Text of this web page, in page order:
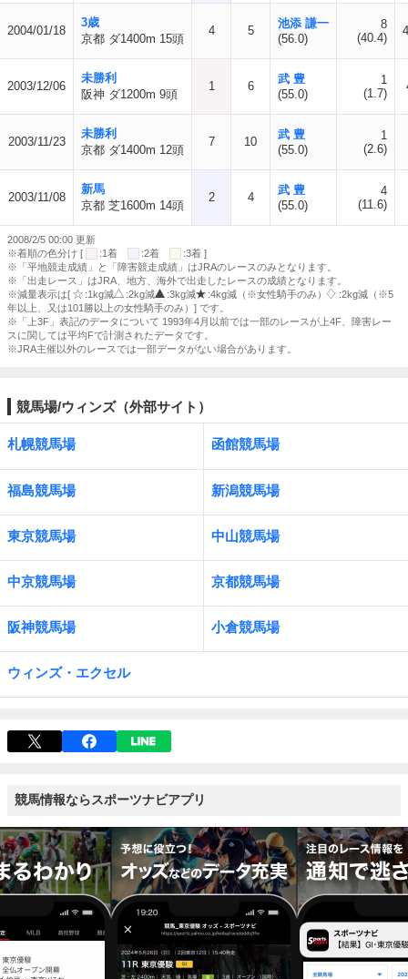
2004/01/18
3歳
京都 ダ1400m 15頭
4 5
池添 謙一
(56.0)
8
(40.4)
2003/12/06
未勝利
阪神 ダ1200m 9頭
1 6
武 豊
(55.0)
1
(1.7)
2003/11/23
未勝利
京都 ダ1400m 12頭
7 10
武 豊
(55.0)
1
(2.6)
2003/11/08
新馬
京都 芝1600m 14頭
2 4
武 豊
(55.0)
4
(11.6)
2008/2/5 00:00 更新
※着順の色分け [
:1着 :2着
:3着 ]
※「平地競走成績」と「障害競走成績」はJRAのレースのみとなります。
※「出走レース」はJRA、地方、海外で出走したレースの成績となります。
※減量表示は[
:1kg減 :2kg減 :3kg減 :4kg減（※女性騎手のみ）
:2kg減（※5
年以上、又は101勝以上の女性騎手のみ）] です。
※「上3F」表記のデータについて 1993年4月以前では一部のレースが上4F、障害レー
スに関しては平均Fで計測されたデータです。
※JRA主催以外のレースでは一部データがない場合があります。
競馬場/ウィンズ（外部サイト）
札幌競馬場 函館競馬場
福島競馬場 新潟競馬場
東京競馬場 中山競馬場
中京競馬場 京都競馬場
阪神競馬場 小倉競馬場
ウィンズ・エクセル
競馬情報ならスポーツナビアプリ